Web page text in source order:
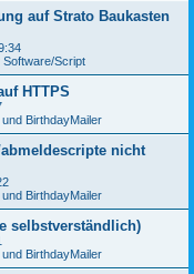
auf Strato Baukasten
Software/Script
HTTPS
BirthdayMailer
nicht
BirthdayMailer
selbstverständlich)
BirthdayMailer